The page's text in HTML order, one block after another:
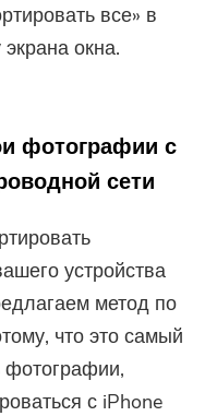
все» в
окна.
фотографии с
сети
устройства
метод по
что это самый
фотографии,
с iPhone